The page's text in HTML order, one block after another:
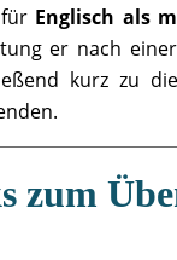
Englisch als
er nach einer
kurz zu
zum